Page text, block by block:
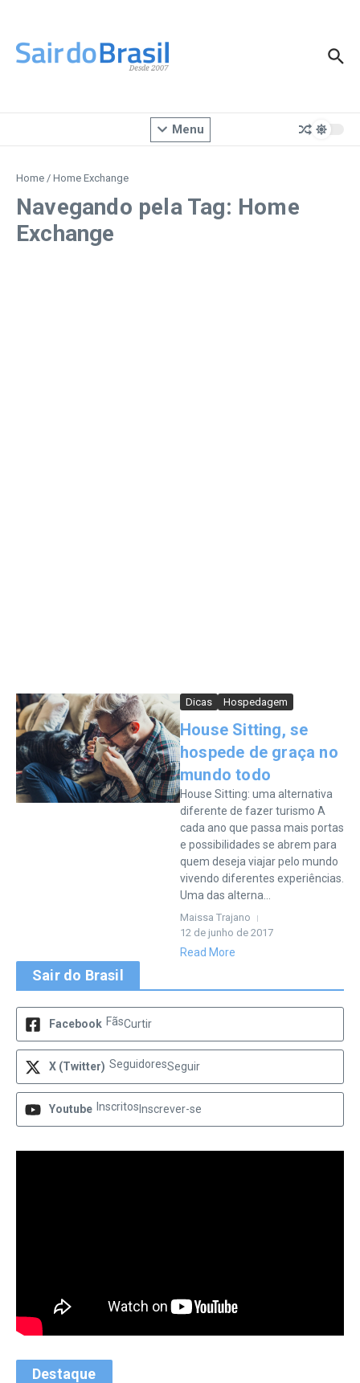
Menu
Home / Home Exchange
Navegando pela Tag: Home
Exchange
Dicas Hospedagem
House Sitting, se
hospede de graça no
mundo todo
House Sitting: uma alternativa
diferente de fazer turismo A
cada ano que passa mais portas
e possibilidades se abrem para
quem deseja viajar pelo mundo
vivendo diferentes experiências.
Uma das alterna...
Maissa Trajano
12 de junho de 2017
Read More
Sair do Brasil
Facebook FãsCurtir
X (Twitter) SeguidoresSeguir
Youtube Inscritos Inscrever-se
Destaque